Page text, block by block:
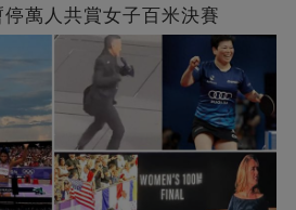
萬人共賞女子百米決賽